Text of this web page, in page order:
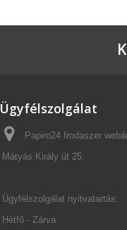
Ügyfélszolgálat
Papiro24 Irodaszer
Mátyás Király út 25.
Ügyfélszolgálat nyitvatartás:
Hétfő - Zárva